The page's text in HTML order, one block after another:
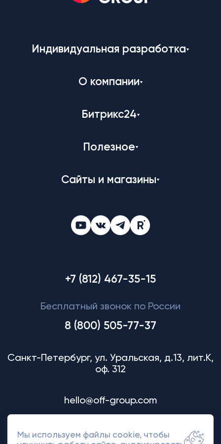
Индивидуальная разработка
О компании
Битрикс24
Полезное
Сайты и магазины
+7 (812) 467-35-15
Бесплатный звонок по России
8 (800) 505-77-37
Санкт-Петербург, ул. Уральская, д.13, лит.К,
оф. 312
hello@off-group.com
Мы используем файлы cookie, чтобы